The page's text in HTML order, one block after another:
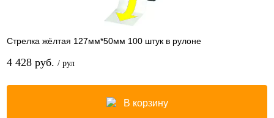
Стрелка жёлтая 127мм*50мм 100 штук в рулоне
4 428 руб. / рул
В корзину